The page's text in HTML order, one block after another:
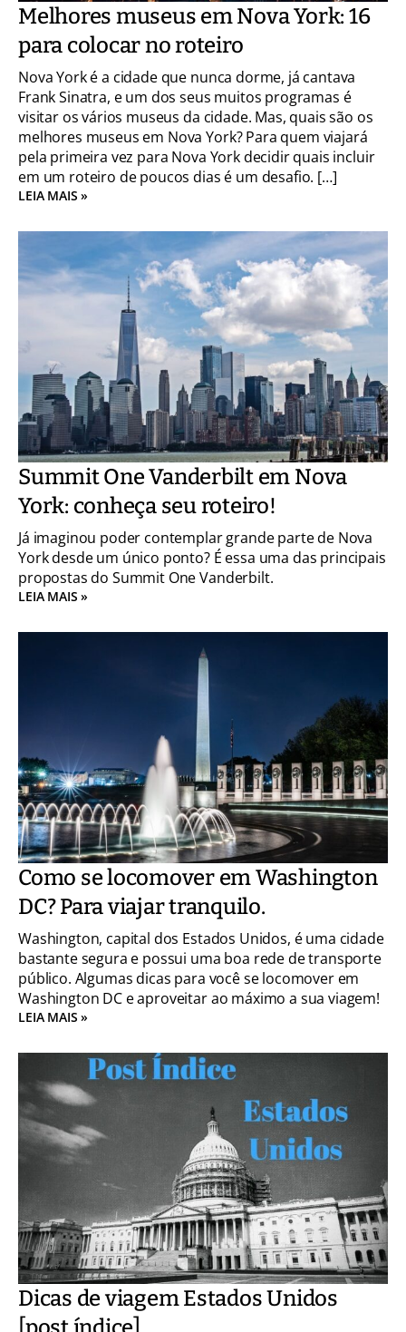
Melhores museus em Nova York: 16
para colocar no roteiro
Nova York é a cidade que nunca dorme, já cantava
Frank Sinatra, e um dos seus muitos programas é
visitar os vários museus da cidade. Mas, quais são os
melhores museus em Nova York? Para quem viajará
pela primeira vez para Nova York decidir quais incluir
em um roteiro de poucos dias é um desafio. […]
LEIA MAIS »
Summit One Vanderbilt em Nova
York: conheça seu roteiro!
Já imaginou poder contemplar grande parte de Nova
York desde um único ponto? É essa uma das principais
propostas do Summit One Vanderbilt.
LEIA MAIS »
Como se locomover em Washington
DC? Para viajar tranquilo.
Washington, capital dos Estados Unidos, é uma cidade
bastante segura e possui uma boa rede de transporte
público. Algumas dicas para você se locomover em
Washington DC e aproveitar ao máximo a sua viagem!
LEIA MAIS »
Dicas de viagem Estados Unidos